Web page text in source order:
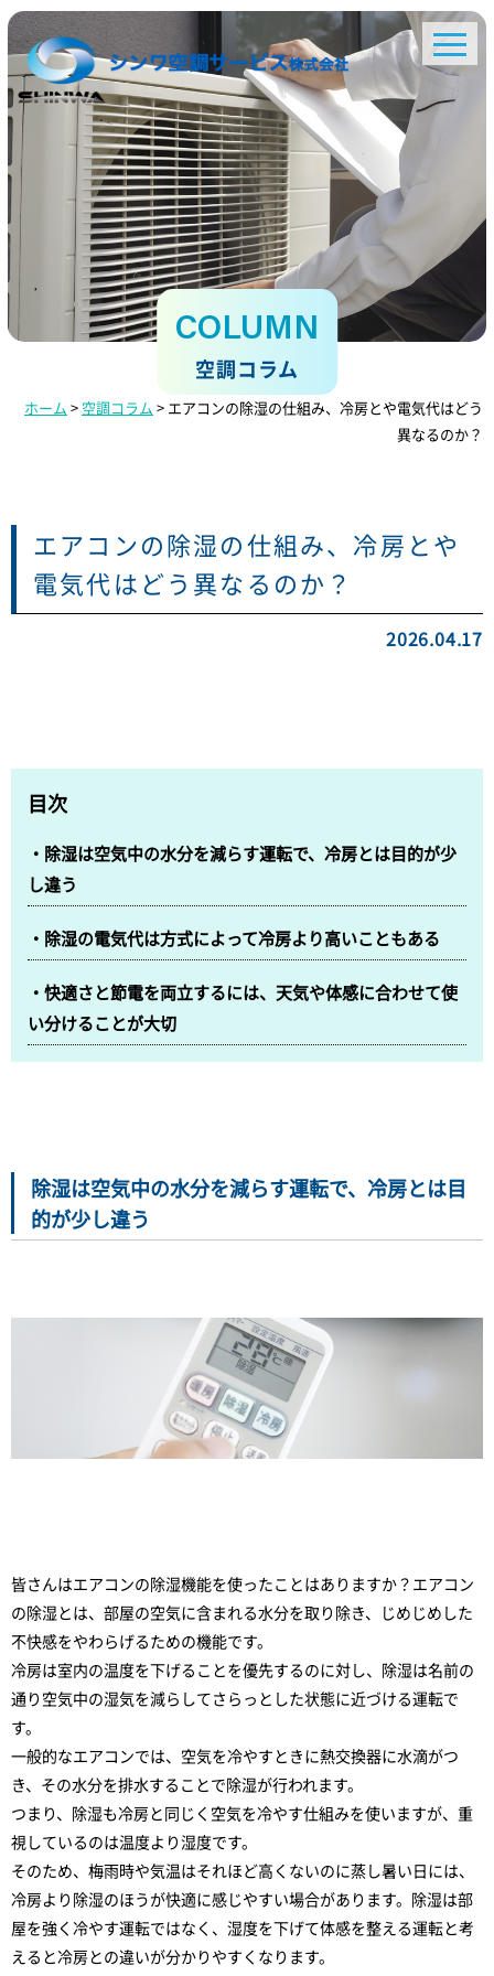
COLUMN
空調コラム
ホーム > 空調コラム > エアコンの除湿の仕組み、冷房とや電気代はどう
異なるのか？
エアコンの除湿の仕組み、冷房とや
電気代はどう異なるのか？
2026.04.17
目次
・除湿は空気中の水分を減らす運転で、冷房とは目的が少
し違う
・除湿の電気代は方式によって冷房より高いこともある
・快適さと節電を両立するには、天気や体感に合わせて使
い分けることが大切
除湿は空気中の水分を減らす運転で、冷房とは目
的が少し違う
皆さんはエアコンの除湿機能を使ったことはありますか？エアコン
の除湿とは、部屋の空気に含まれる水分を取り除き、じめじめした
不快感をやわらげるための機能です。
冷房は室内の温度を下げることを優先するのに対し、除湿は名前の
通り空気中の湿気を減らしてさらっとした状態に近づける運転で
す。
一般的なエアコンでは、空気を冷やすときに熱交換器に水滴がつ
き、その水分を排水することで除湿が行われます。
つまり、除湿も冷房と同じく空気を冷やす仕組みを使いますが、重
視しているのは温度より湿度です。
そのため、梅雨時や気温はそれほど高くないのに蒸し暑い日には、
冷房より除湿のほうが快適に感じやすい場合があります。除湿は部
屋を強く冷やす運転ではなく、湿度を下げて体感を整える運転と考
えると冷房との違いが分かりやすくなります。